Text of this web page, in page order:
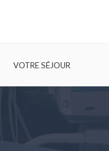
VOTRE SÉJOUR